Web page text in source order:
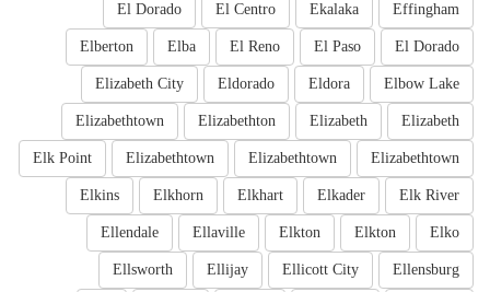
Effingham
Ekalaka
El Centro
El Dorado
El Dorado
El Paso
El Reno
Elba
Elberton
Elbow Lake
Eldora
Eldorado
Elizabeth City
Elizabeth
Elizabeth
Elizabethton
Elizabethtown
Elizabethtown
Elizabethtown
Elizabethtown
Elk Point
Elk River
Elkader
Elkhart
Elkhorn
Elkins
Elko
Elkton
Elkton
Ellaville
Ellendale
Ellensburg
Ellicott City
Ellijay
Ellsworth